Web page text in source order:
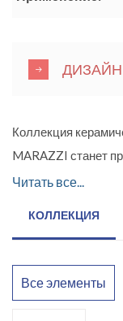
Коллекция
MARAZZI станет
интерьера в
бесконечно
Читать все...
КОЛЛЕКЦИЯ
Все элементы